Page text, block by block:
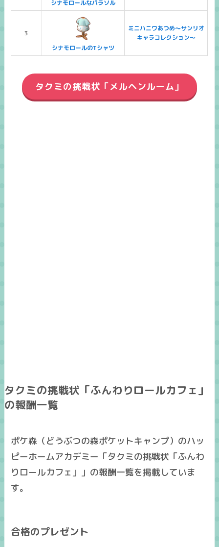
シナモロールなパラソル
3
シナモロールのTシャツ
ミニハニワあつめ～サンリオ
キャラコレクション～
タクミの挑戦状「メルヘンルーム」
タクミの挑戦状「ふんわりロールカフェ」
の報酬一覧
ポケ森（どうぶつの森ポケットキャンプ）のハッ
ピーホームアカデミー「タクミの挑戦状「ふんわ
りロールカフェ」」の報酬一覧を掲載していま
す。
合格のプレゼント